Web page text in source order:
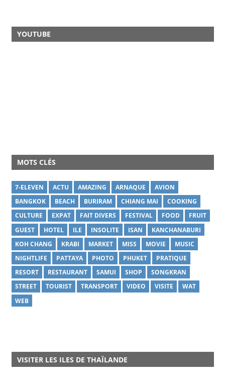
YOUTUBE
MOTS CLÉS
7-ELEVEN ACTU AMAZING ARNAQUE
AVION
BANGKOK
BEACH BURIRAM CHIANG MAI
COOKING
CULTURE
EXPAT FAIT DIVERS FESTIVAL FOOD
FRUIT
GUEST
HOTEL ILE INSOLITE ISAN
KANCHANABURI
KOH CHANG
KRABI MARKET MISS MOVIE
MUSIC
NIGHTLIFE
PATTAYA PHOTO PHUKET
PRATIQUE
RESORT
RESTAURANT SAMUI SHOP
SONGKRAN
STREET
TOURIST TRANSPORT VIDEO VISITE
WAT
WEB
VISITER LES ILES DE THAÏLANDE